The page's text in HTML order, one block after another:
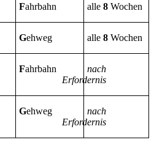
Fahrbahn alle 8Wochen
Gehweg alle 8 Wochen
Fahrbahn
nach
Erfordernis
Gehweg
nach
Erfordernis